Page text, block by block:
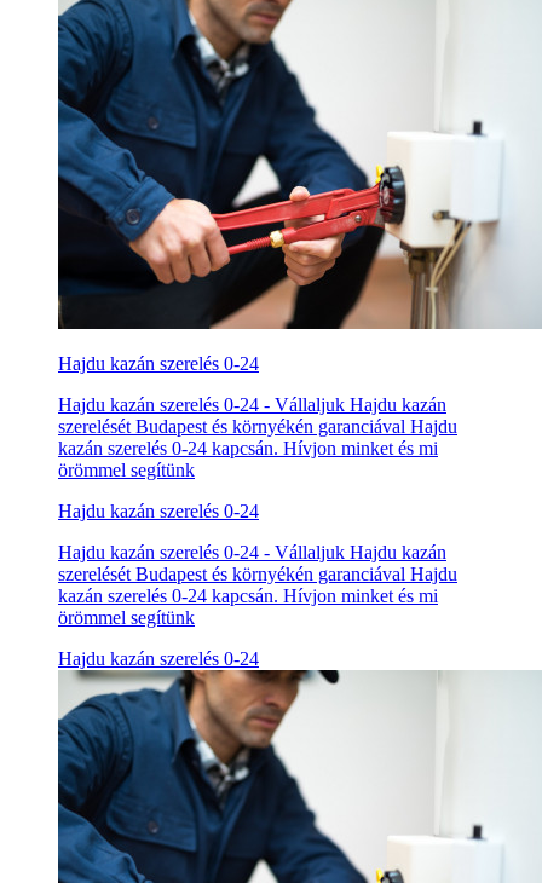
Hajdu kazán szerelés 0-24
Hajdu kazán szerelés 0-24 - Vállaljuk Hajdu kazán
szerelését Budapest és környékén garanciával Hajdu
kazán szerelés 0-24 kapcsán. Hívjon minket és mi
örömmel segítünk
Hajdu kazán szerelés 0-24
Hajdu kazán szerelés 0-24 - Vállaljuk Hajdu kazán
szerelését Budapest és környékén garanciával Hajdu
kazán szerelés 0-24 kapcsán. Hívjon minket és mi
örömmel segítünk
Hajdu kazán szerelés 0-24